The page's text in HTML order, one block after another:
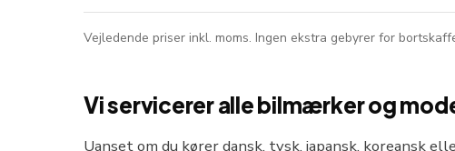
Vejledende priser inkl. moms. Ingen ekstra gebyrer for
Vi servicerer alle bilmærker og
Uanset om du kører dansk, tysk, japansk, koreansk